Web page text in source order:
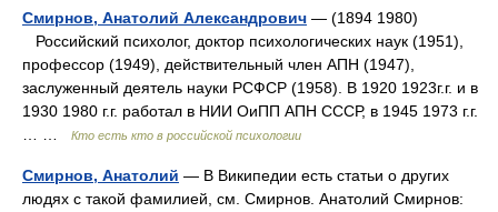
Смирнов, Анатолий Александрович — (1894 1980)
Российский психолог, доктор психологических наук (1951),
профессор (1949), действительный член АПН (1947),
заслуженный деятель науки РСФСР (1958). В 1920 1923г.г. и в
1930 1980 г.г. работал в НИИ ОиПП АПН СССР, в 1945 1973 г.г.
Кто есть кто в российской психологии
Смирнов, Анатолий — В Википедии есть статьи о других
людях с такой фамилией, см. Смирнов. Анатолий Смирнов: